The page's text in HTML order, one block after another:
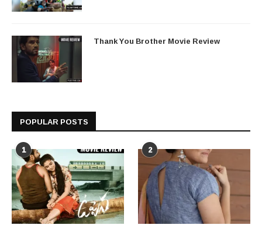
Thank You Brother Movie Review
POPULAR POSTS
1 2